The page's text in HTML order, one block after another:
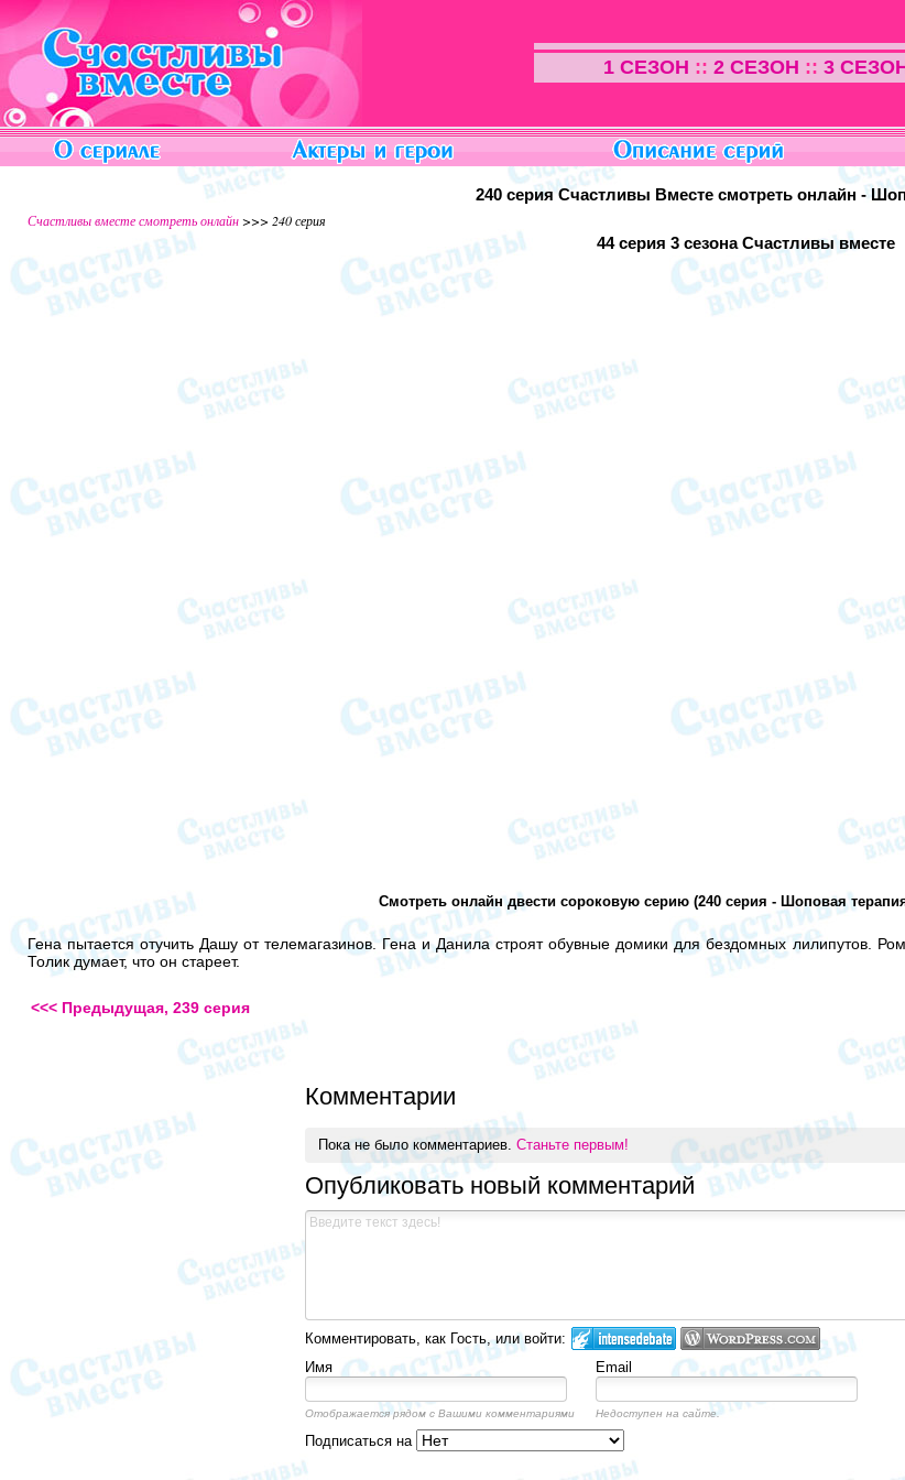
1 СЕЗОН :: 2 СЕЗОН :: 3
240 серия Счастливы Вместе смотреть онлайн -
Счастливы вместе смотреть онлайн>>> 240 серия
44 серия 3 сезона Счастливы вместе
Смотреть онлайн двести сороковую серию (240 серия - Шоповая
Гена пытается отучить Дашу от телемагазинов. Гена и Данила строят обувные домики для бездомных лилипутов.
Толик думает, что он стареет.
<<< Предыдущая, 239 серия
Комментарии
Пока не было комментариев. Станьте первым!
Опубликовать новый комментарий
Комментировать, как Гость, или войти:
Имя
Email
Отображается рядом с Вашими комментариями Недоступен на сайте.
Подписаться на